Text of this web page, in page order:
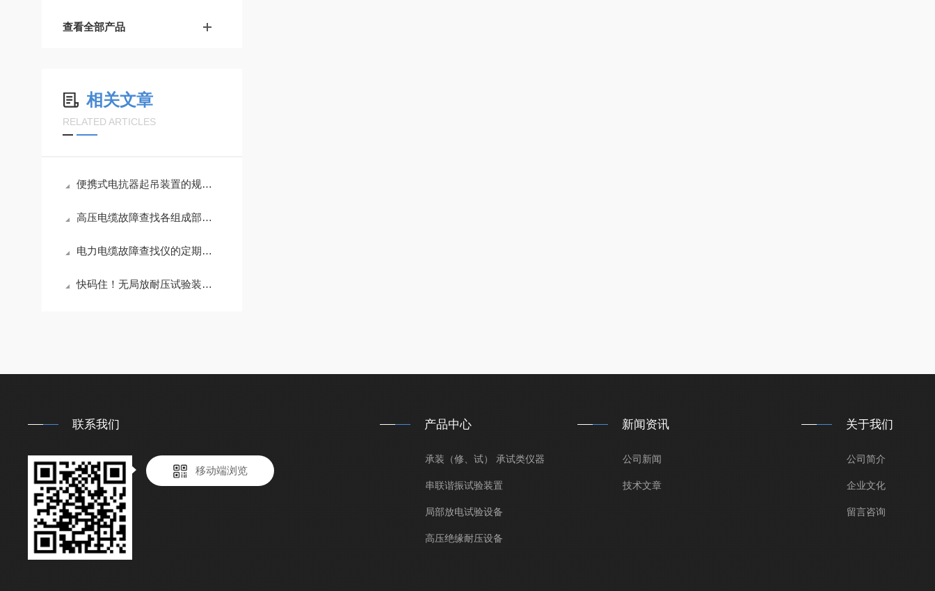
查看全部产品
相关文章
RELATED ARTICLES
便携式电抗器起吊装置的规范使用方法详解
高压电缆故障查找各组成部件的功能特点介绍
电力电缆故障查找仪的定期维护保养方法分享
快码住！无局放耐压试验装置的正确使用小妙招
联系我们
移动端浏览
产品中心
承装（修、试） 承试类仪器
串联谐振试验装置
局部放电试验设备
高压绝缘耐压设备
新闻资讯
公司新闻
技术文章
关于我们
公司简介
企业文化
留言咨询